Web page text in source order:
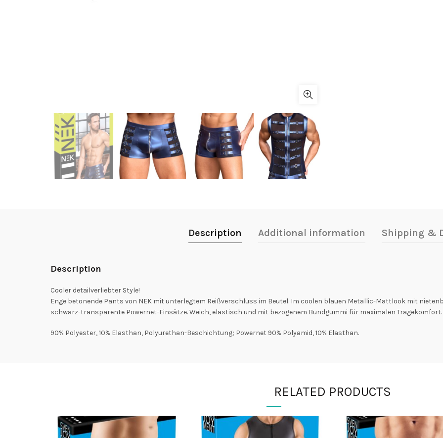
Description Additional information Shipping &
Description
Cooler detailverliebter Style!
Enge betonende Pants von NEK mit unterlegtem Reißverschluss im Beutel. Im coolen blauen Metallic-Mattlook mit
schwarz-transparente Powernet-Einsätze. Weich, elastisch und mit bezogenem Bundgummi für maximalen Tragekomfort.
90% Polyester, 10% Elasthan, Polyurethan-Beschichtung; Powernet 90% Polyamid, 10% Elasthan.
RELATED PRODUCTS